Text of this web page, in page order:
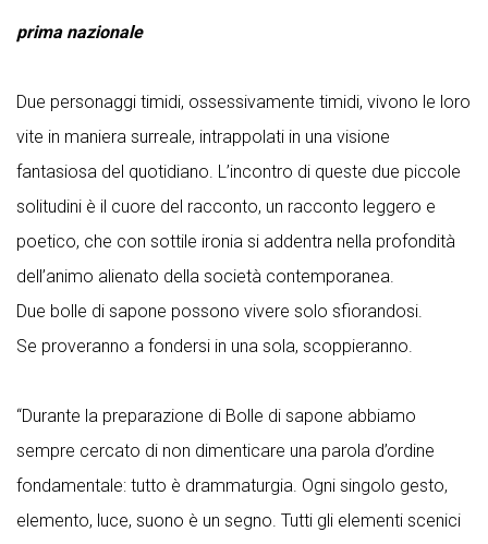
prima nazionale
Due personaggi timidi, ossessivamente timidi, vivono le loro
vite in maniera surreale, intrappolati in una visione
fantasiosa del quotidiano. L’incontro di queste due piccole
solitudini è il cuore del racconto, un racconto leggero e
poetico, che con sottile ironia si addentra nella profondità
dell’animo alienato della società contemporanea.
Due bolle di sapone possono vivere solo sfiorandosi.
Se proveranno a fondersi in una sola, scoppieranno.
“Durante la preparazione di Bolle di sapone abbiamo
sempre cercato di non dimenticare una parola d’ordine
fondamentale: tutto è drammaturgia. Ogni singolo gesto,
elemento, luce, suono è un segno. Tutti gli elementi scenici